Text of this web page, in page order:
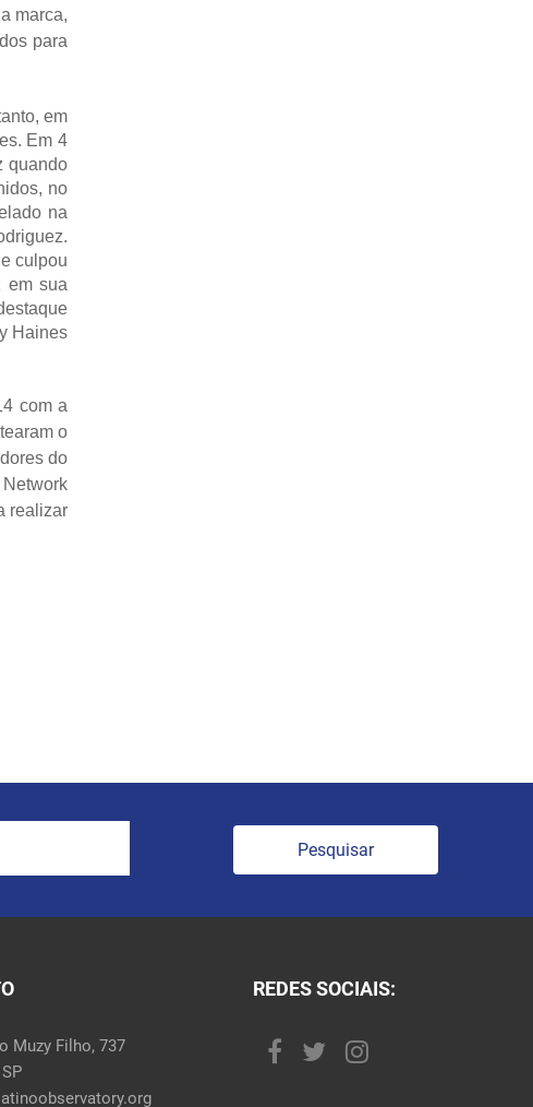
marca,
para
em
Em 4
quando
no
na
culpou
em sua
Haines
com a
o
do
realizar
Pesquisar
Muzy Filho, 737
REDES SOCIAIS: